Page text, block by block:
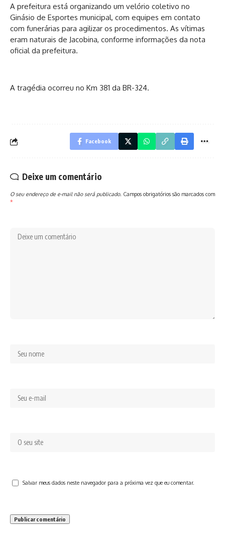
A prefeitura está organizando um velório coletivo no
Ginásio de Esportes municipal, com equipes em contato
com funerárias para agilizar os procedimentos. As vítimas
eram naturais de Jacobina, conforme informações da nota
oficial da prefeitura.
A tragédia ocorreu no Km 381 da BR-324.
Facebook
Deixe um comentário
O seu endereço de e-mail não será publicado. Campos obrigatórios são marcados com
*
Salvar meus dados neste navegador para a próxima vez que eu comentar.